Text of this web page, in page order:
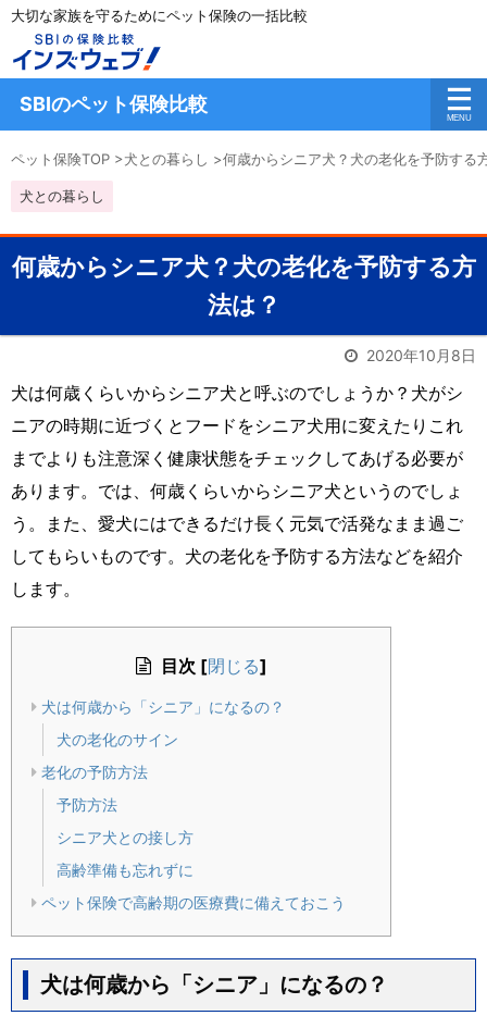
大切な家族を守るためにペット保険の一括比較
SBIのペット保険比較
ペット保険TOP >犬との暮らし >何歳からシニア犬？犬の老化を予防する
犬との暮らし
何歳からシニア犬？犬の老化を予防する方
法は？
2020年10月8日
犬は何歳くらいからシニア犬と呼ぶのでしょうか？犬がシ
ニアの時期に近づくとフードをシニア犬用に変えたりこれ
までよりも注意深く健康状態をチェックしてあげる必要が
あります。では、何歳くらいからシニア犬というのでしょ
う。また、愛犬にはできるだけ長く元気で活発なまま過ご
してもらいものです。犬の老化を予防する方法などを紹介
します。
目次 [閉じる]
犬は何歳から「シニア」になるの？
犬の老化のサイン
老化の予防方法
予防方法
シニア犬との接し方
高齢準備も忘れずに
ペット保険で高齢期の医療費に備えておこう
犬は何歳から「シニア」になるの？